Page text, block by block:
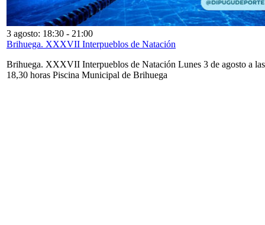
3 agosto: 18:30 - 21:00
Brihuega. XXXVII Interpueblos de Natación
Brihuega. XXXVII Interpueblos de Natación Lunes 3 de agosto a las
18,30 horas Piscina Municipal de Brihuega